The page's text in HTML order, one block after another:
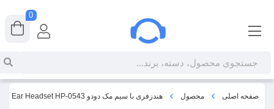
صفحه اصلی محصول هندزفری با سیم مک دودو Mcdodo 3.5mm Jack In Ear Headset HP-0543
0